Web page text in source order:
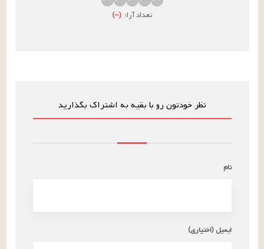
تعداد آرا: (
–
)
نظر خودتون رو با بقیه به اشتراک بگذارید
نام
ایمیل (اختیاری)